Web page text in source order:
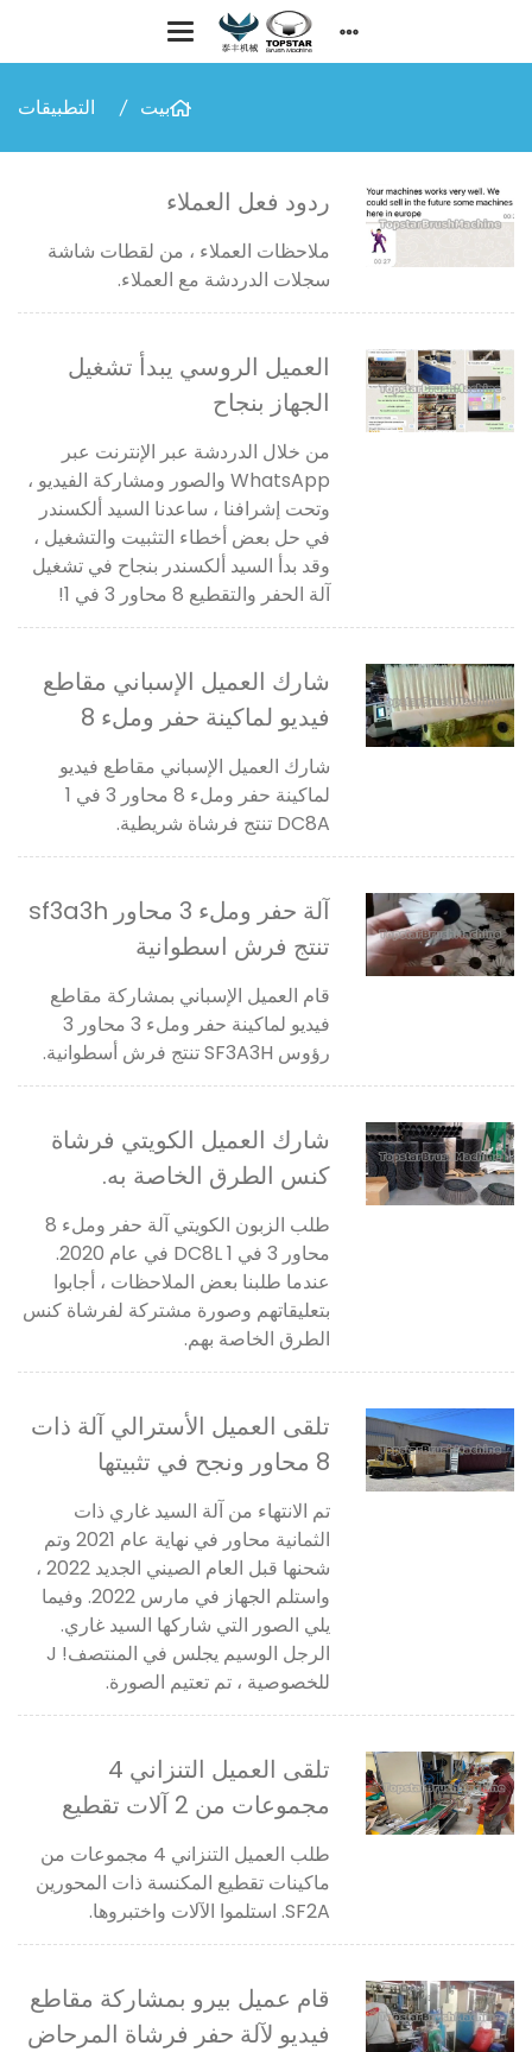
بيت التطبيقات
ردود فعل العملاء
ملاحظات العملاء ، من لقطات شاشة
سجلات الدردشة مع العملاء.
العميل الروسي يبدأ تشغيل
الجهاز بنجاح
من خلال الدردشة عبر الإنترنت عبر
WhatsApp والصور ومشاركة الفيديو ،
وتحت إشرافنا ، ساعدنا السيد ألكسندر
في حل بعض أخطاء التثبيت والتشغيل ،
وقد بدأ السيد ألكسندر بنجاح في تشغيل
آلة الحفر والتقطيع 8 محاور 3 في 1!
شارك العميل الإسباني مقاطع
فيديو لماكينة حفر وملء 8
محاور 3 في 1 dc8a تنتج فرشاة
شريطية.
شارك العميل الإسباني مقاطع فيديو
لماكينة حفر وملء 8 محاور 3 في 1
DC8A تنتج فرشاة شريطية.
آلة حفر وملء 3 محاور sf3a3h
تنتج فرش اسطوانية
قام العميل الإسباني بمشاركة مقاطع
فيديو لماكينة حفر وملء 3 محاور 3
رؤوس SF3A3H تنتج فرش أسطوانية.
شارك العميل الكويتي فرشاة
كنس الطرق الخاصة به.
طلب الزبون الكويتي آلة حفر وملء 8
محاور 3 في 1 DC8L في عام 2020.
عندما طلبنا بعض الملاحظات ، أجابوا
بتعليقاتهم وصورة مشتركة لفرشاة كنس
الطرق الخاصة بهم.
تلقى العميل الأسترالي آلة ذات
8 محاور ونجح في تثبيتها
تم الانتهاء من آلة السيد غاري ذات
الثمانية محاور في نهاية عام 2021 وتم
شحنها قبل العام الصيني الجديد 2022 ،
واستلم الجهاز في مارس 2022. وفيما
يلي الصور التي شاركها السيد غاري.
الرجل الوسيم يجلس في المنتصف! J
للخصوصية ، تم تعتيم الصورة.
تلقى العميل التنزاني 4
مجموعات من 2 آلات تقطيع
مكنسة sf2a
طلب العميل التنزاني 4 مجموعات من
ماكينات تقطيع المكنسة ذات المحورين
SF2A. استلموا الآلات واختبروها.
قام عميل بيرو بمشاركة مقاطع
فيديو لآلة حفر فرشاة المرحاض